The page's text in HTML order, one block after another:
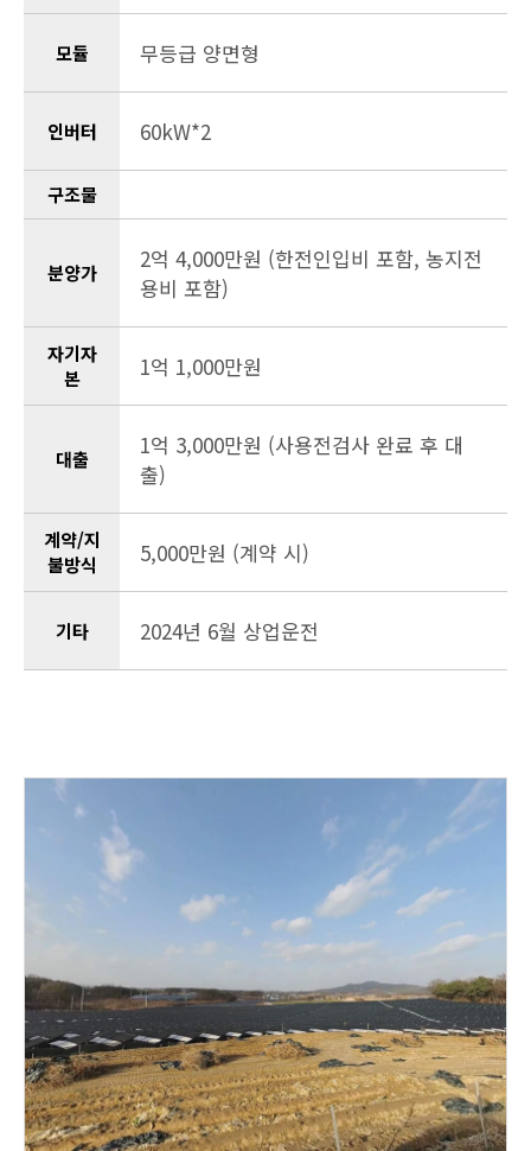
모듈 무등급 양면형
인버터 60kW*2
구조물
분양가
2억 4,000만원 (한전인입비 포함, 농지전
용비 포함)
자기자
본
1억 1,000만원
대출
1억 3,000만원 (사용전검사 완료 후 대
출)
계약/지
불방식
5,000만원 (계약 시)
기타 2024년 6월 상업운전